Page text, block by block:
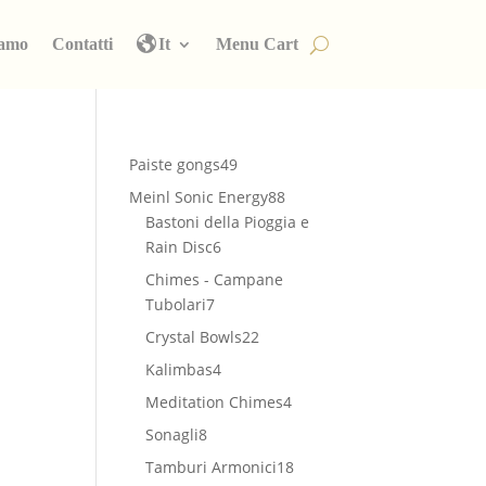
Contatti It Menu Cart
Paiste gongs4949
prodotti
Meinl Sonic Energy8888
prodotti
Bastoni della Pioggia e
Rain Disc66
prodotti
Chimes - Campane
Tubolari77
prodotti
Crystal Bowls22
Kalimbas44
prodotti
Meditation Chimes44
Sonagli88
prodotti
Tamburi Armonici1818